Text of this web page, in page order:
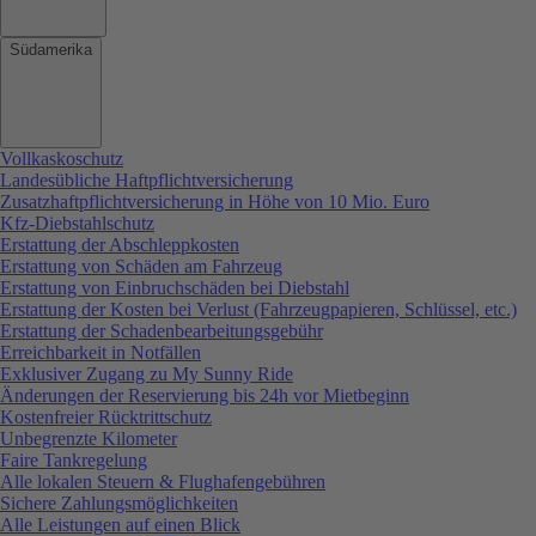
Südamerika
Vollkaskoschutz
Landesübliche Haftpflichtversicherung
Zusatzhaftpflichtversicherung in Höhe von 10 Mio. Euro
Kfz-Diebstahlschutz
Erstattung der Abschleppkosten
Erstattung von Schäden am Fahrzeug
Erstattung von Einbruchschäden bei Diebstahl
Erstattung der Kosten bei Verlust (Fahrzeugpapieren, Schlüssel, etc.)
Erstattung der Schadenbearbeitungsgebühr
Erreichbarkeit in Notfällen
Exklusiver Zugang zu My Sunny Ride
Änderungen der Reservierung bis 24h vor Mietbeginn
Kostenfreier Rücktrittschutz
Unbegrenzte Kilometer
Faire Tankregelung
Alle lokalen Steuern & Flughafengebühren
Sichere Zahlungsmöglichkeiten
Alle Leistungen auf einen Blick